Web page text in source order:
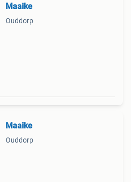
Maaike
Ouddorp
Maaike
Ouddorp